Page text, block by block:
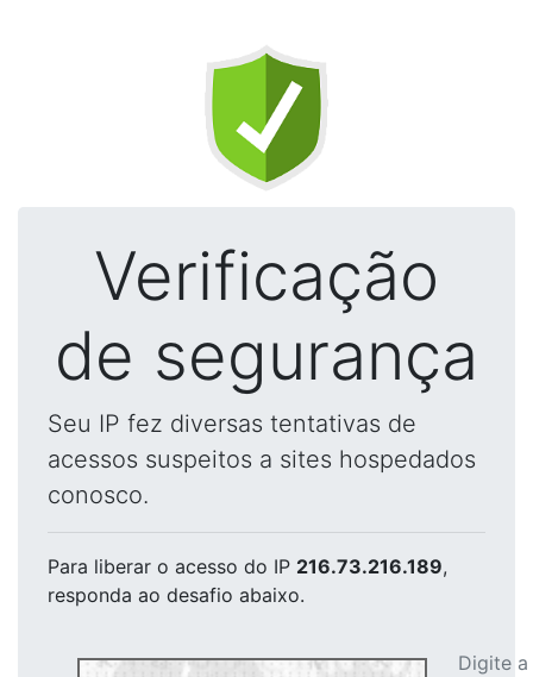
Verificação
de segurança
Seu IP fez diversas tentativas de
acessos suspeitos a sites hospedados
conosco.
Para liberar o acesso do IP 216.73.216.189,
responda ao desafio abaixo.
Digite